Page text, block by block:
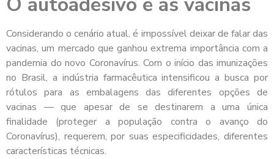
Considerando o cenário atual, é impossível deixar de falar das
vacinas, um mercado que ganhou extrema importância com a
pandemia do novo Coronavírus. Com o início das imunizações
no Brasil, a indústria farmacêutica intensificou a busca por
rótulos para as embalagens das diferentes opções de
vacinas — que apesar de se destinarem a uma única
finalidade (proteger a população contra o avanço do
Coronavírus), requerem, por suas especificidades, diferentes
características técnicas.